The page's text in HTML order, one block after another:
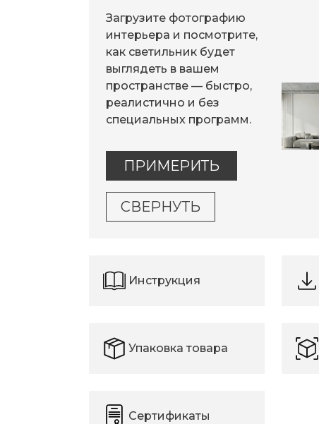
Загрузите фотографию
интерьера и посмотрите,
как светильник будет
выглядеть в вашем
пространстве — быстро,
реалистично и без
специальных программ.
ПРИМЕРИТЬ
СВЕРНУТЬ
Инструкция
Упаковка товара
Сертификаты